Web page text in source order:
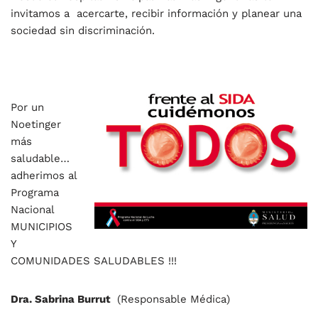
invitamos a acercarte, recibir información y planear una
sociedad sin discriminación.
Por un
Noetinger
más
saludable…
adherimos al
Programa
Nacional
MUNICIPIOS
Y
COMUNIDADES SALUDABLES !!!
Dra. Sabrina Burrut (Responsable Médica)